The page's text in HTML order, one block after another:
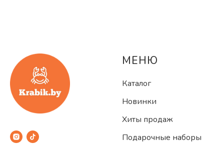
МЕНЮ
Каталог
Новинки
Хиты продаж
Подарочные наборы